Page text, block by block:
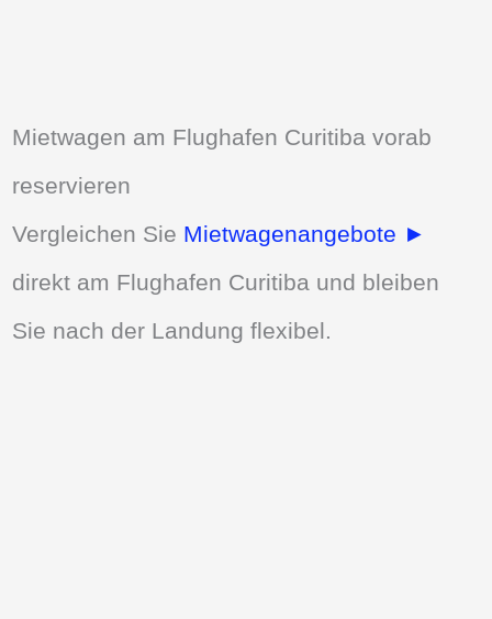
Mietwagen am Flughafen Curitiba vorab
reservieren
Vergleichen Sie Mietwagenangebote ►
direkt am Flughafen Curitiba und bleiben
Sie nach der Landung flexibel.